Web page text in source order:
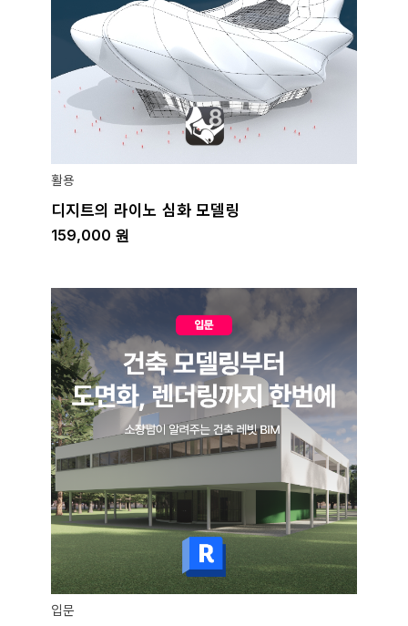
활용
디지트의 라이노 심화 모델링
159,000 원
입문